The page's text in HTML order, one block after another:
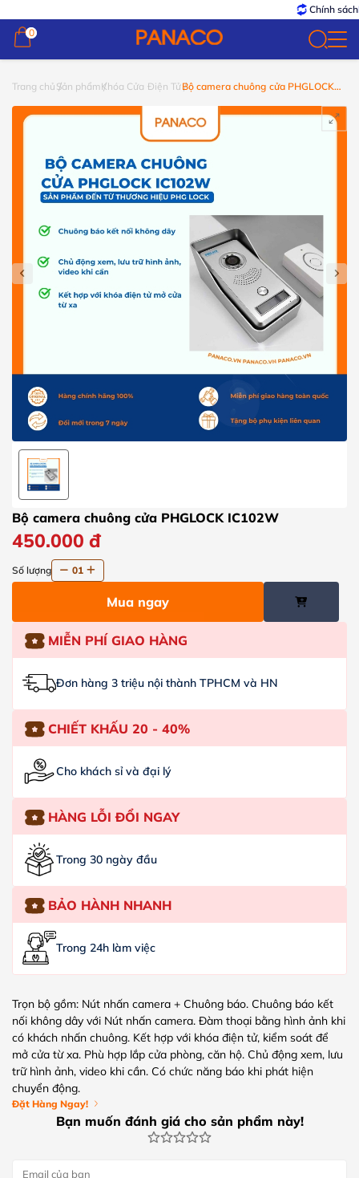
Chính sách
0
0
Trang chủ Sản phẩmKhóa Cửa Điện TửBộ camera chuông cửa PHGLOCK
Bộ camera chuông cửa PHGLOCK IC102W
450.000 đ
Số lượng 01
Mua ngay
MIỄN PHÍ GIAO HÀNG
Đơn hàng 3 triệu nội thành TPHCM và HN
CHIẾT KHẤU 20 - 40%
Cho khách sỉ và đại lý
HÀNG LỖI ĐỔI NGAY
Trong 30 ngày đầu
BẢO HÀNH NHANH
Trong 24h làm việc
Trọn bộ gồm: Nút nhấn camera + Chuông báo. Chuông báo kết
nối không dây với Nút nhấn camera. Đàm thoại bằng hình ảnh khi
có khách nhấn chuông. Kết hợp với khóa điện tử, kiểm soát để
mở cửa từ xa. Phù hợp lắp cửa phòng, căn hộ. Chủ động xem, lưu
trữ hình ảnh, video khi cần. Có chức năng báo khi phát hiện
chuyển động.
Đặt Hàng Ngay!
Bạn muốn đánh giá cho sản phẩm này!